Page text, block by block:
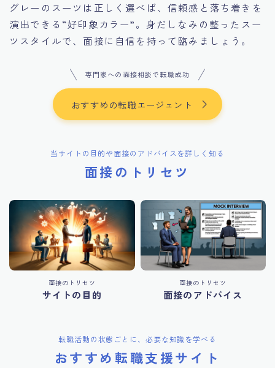
グレーのスーツは正しく選べば、信頼感と落ち着きを
演出できる“好印象カラー”。身だしなみの整ったスー
ツスタイルで、面接に自信を持って臨みましょう。
専門家への面接相談で転職成功
おすすめの転職エージェント
当サイトの目的や面接のアドバイスを詳しく知る
面接のトリセツ
面接のトリセツ
サイトの目的
面接のトリセツ
面接のアドバイス
転職活動の状態ごとに、必要な知識を学べる
おすすめ転職支援サイト